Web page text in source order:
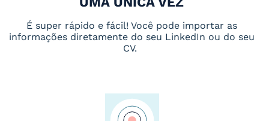
É super rápido e fácil! Você pode importar as
informações diretamente do seu LinkedIn ou do seu
CV.